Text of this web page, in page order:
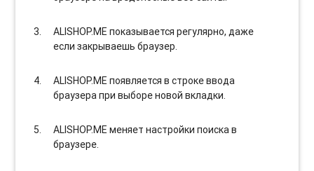
ALISHOP.ME показывается регулярно, даже
если закрываешь браузер.
ALISHOP.ME появляется в строке ввода
браузера при выборе новой вкладки.
ALISHOP.ME меняет настройки поиска в
браузере.